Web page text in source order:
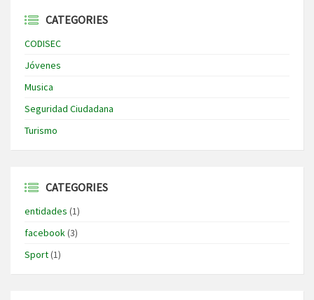
CATEGORIES
CODISEC
Jóvenes
Musica
Seguridad Ciudadana
Turismo
CATEGORIES
entidades (1)
facebook(3)
Sport(1)